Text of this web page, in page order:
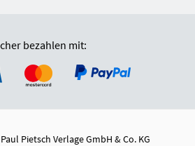
bezahlen mit:
Pietsch Verlage GmbH & Co. KG